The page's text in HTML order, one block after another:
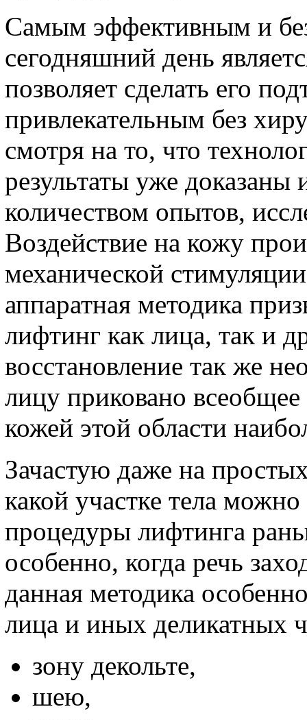
Самым эффективным и
сегодняшний день
позволяет сделать его
привлекательным без
смотря на то, что
результаты уже
количеством опытов,
Воздействие на кожу
механической
аппаратная методика
лифтинг как лица, так и
восстановление так же
лицу приковано
кожей этой области
Зачастую даже на
какой участке тела
процедуры лифтинга
особенно, когда речь
данная методика
лица и иных деликатных
зону декольте,
шею,